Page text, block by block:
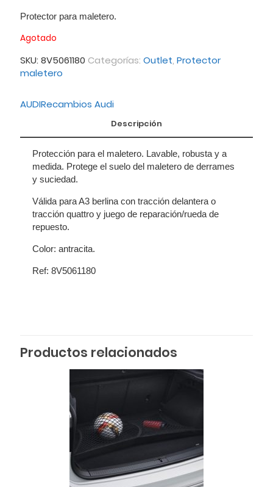
Protector para maletero.
Agotado
SKU: 8V5061180 Categorías: Outlet, Protector
maletero
AUDIRecambios Audi
Descripción
Protección para el maletero. Lavable, robusta y a
medida. Protege el suelo del maletero de derrames
y suciedad.
Válida para A3 berlina con tracción delantera o
tracción quattro y juego de reparación/rueda de
repuesto.
Color: antracita.
Ref: 8V5061180
Productos relacionados